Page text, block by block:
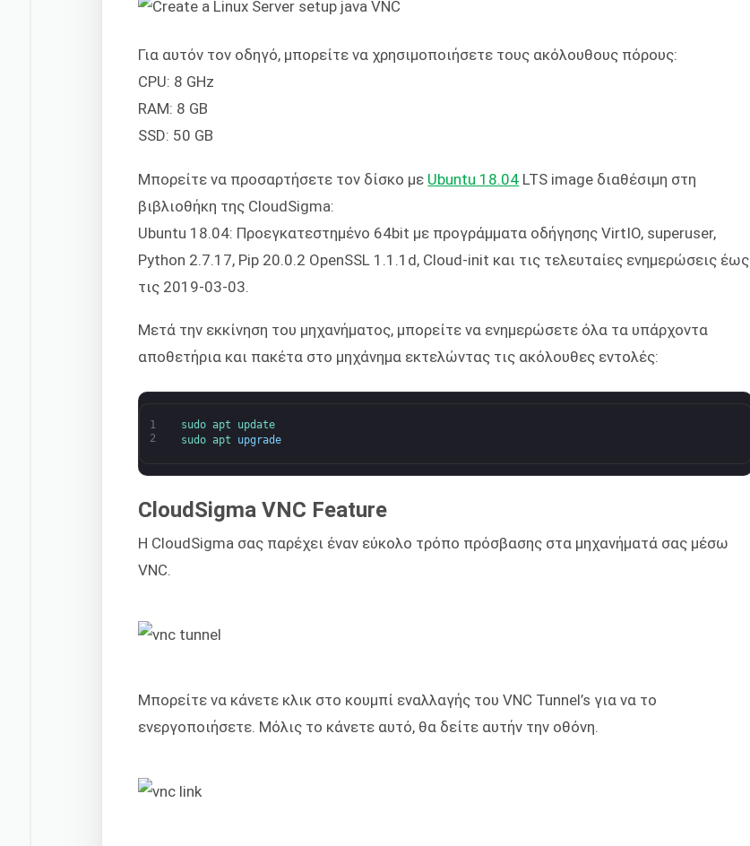
Για αυτόν τον οδηγό, μπορείτε να χρησιμοποιήσετε τους ακόλουθους πόρους:
CPU: 8 GHz
RAM: 8 GB
SSD: 50 GB
Μπορείτε να προσαρτήσετε τον δίσκο με Ubuntu 18.04 LTS image διαθέσιμη στη
βιβλιοθήκη της CloudSigma:
Ubuntu 18.04: Προεγκατεστημένο 64bit με προγράμματα οδήγησης VirtIO, superuser,
Python 2.7.17, Pip 20.0.2 OpenSSL 1.1.1d, Cloud-init και τις τελευταίες ενημερώσεις έως
τις 2019-03-03.
Μετά την εκκίνηση του μηχανήματος, μπορείτε να ενημερώσετε όλα τα υπάρχοντα
αποθετήρια και πακέτα στο μηχάνημα εκτελώντας τις ακόλουθες εντολές:
1
2
sudo apt update
sudo apt upgrade
CloudSigma VNC Feature
Η CloudSigma σας παρέχει έναν εύκολο τρόπο πρόσβασης στα μηχανήματά σας μέσω
VNC.
Μπορείτε να κάνετε κλικ στο κουμπί εναλλαγής του VNC Tunnel’s για να το
ενεργοποιήσετε. Μόλις το κάνετε αυτό, θα δείτε αυτήν την οθόνη.